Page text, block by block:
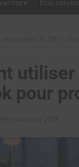
Nos
pour